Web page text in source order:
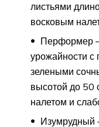
листьями
восковым
Перформер
урожайности с
зелеными
высотой до 50
налетом и
Изумрудный